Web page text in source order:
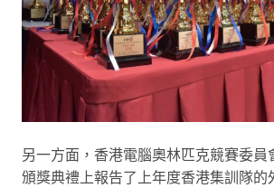
另一方面，香港電腦奧林匹克競賽委員
頒獎典禮上報告了上年度香港集訓隊的